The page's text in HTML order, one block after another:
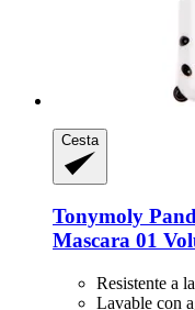
Cesta
Tonymoly
Mascara 01
Resistente a
Lavable con